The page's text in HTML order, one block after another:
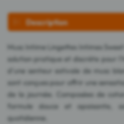
Description
Musc Intime Lingettes Intimes
solution pratique et discrète pour
d'une senteur estivale de musc
sont conçues pour offrir une
de la journée. Composées de
formule douce et apaisante,
quotidienne.